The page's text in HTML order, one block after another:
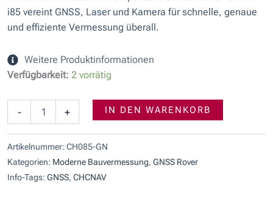
i85 vereint GNSS, Laser und Kamera für schnelle, genaue
und effiziente Vermessung überall.
Weitere Produktinformationen
Verfügbarkeit: 2 vorrätig
-
CHCNAV
Laser
Kamera
GNSS-
Empfänger
messprofiservice
Menge
+ IN DEN WARENKORB
Artikelnummer: CH085-GN
Kategorien: Moderne Bauvermessung, GNSS Rover
Info-Tags: GNSS, CHCNAV